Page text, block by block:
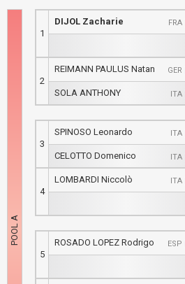
1
DIJOL Zacharie FRA
2
REIMANN PAULUS Natan GER
SOLA ANTHONY ITA
3
SPINOSO Leonardo ITA
CELOTTO Domenico ITA
4
LOMBARDI Niccolò ITA
5
ROSADO LOPEZ Rodrigo ESP